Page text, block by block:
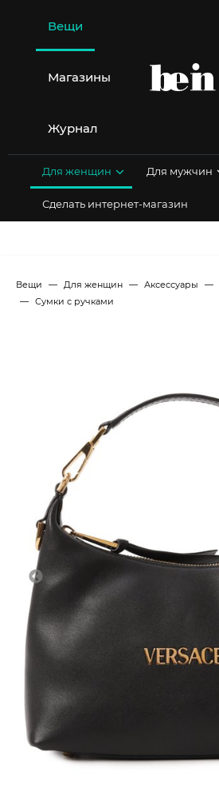
содержимому
Вещи
Магазины
Журнал
Для женщин Для мужчин
Сделать интернет-магазин
Вещи Для женщин Аксессуары
Сумки с ручками